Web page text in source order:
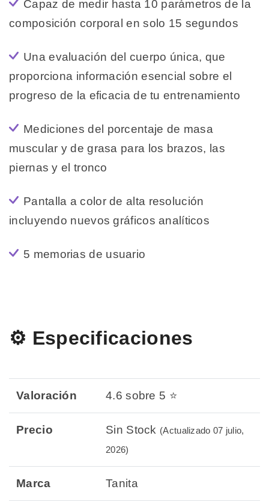
Capaz de medir hasta 10 parámetros de la
composición corporal en solo 15 segundos
Una evaluación del cuerpo única, que
proporciona información esencial sobre el
progreso de la eficacia de tu entrenamiento
Mediciones del porcentaje de masa
muscular y de grasa para los brazos, las
piernas y el tronco
Pantalla a color de alta resolución
incluyendo nuevos gráficos analíticos
5 memorias de usuario
⚙️ Especificaciones
Valoración 4.6 sobre 5 ⭐
Precio Sin Stock (Actualizado 07 julio,
2026)
Marca Tanita